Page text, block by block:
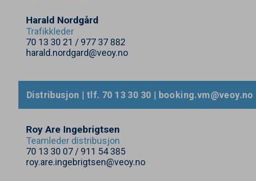
Harald Nordgård
Trafikkleder
70 13 30 21 / 977 37 882
harald.nordgard@veoy.no
Distribusjon | tlf. 70 13 30 30 | booking.​vm@​veoy.​no
Roy Are Ingebrigtsen
Teamleder distribusjon
70 13 30 07 / 911 54 385
roy.are.ingebrigtsen@veoy.no